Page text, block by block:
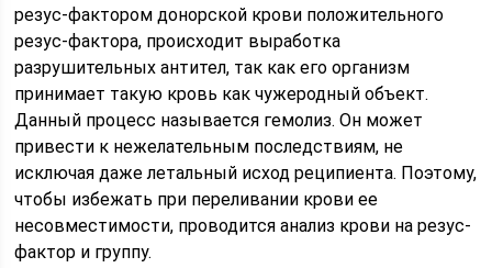
резус-фактором донорской крови положительного
резус-фактора, происходит выработка
разрушительных антител, так как его организм
принимает такую кровь как чужеродный объект.
Данный процесс называется гемолиз. Он может
привести к нежелательным последствиям, не
исключая даже летальный исход реципиента. Поэтому,
чтобы избежать при переливании крови ее
несовместимости, проводится анализ крови на резус-
фактор и группу.